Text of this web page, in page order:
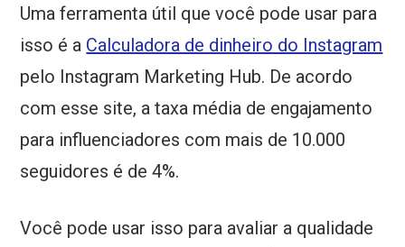
Uma ferramenta útil que você pode usar para
isso é a Calculadora de dinheiro do Instagram
pelo Instagram Marketing Hub. De acordo
com esse site, a taxa média de engajamento
para influenciadores com mais de 10.000
seguidores é de 4%.
Você pode usar isso para avaliar a qualidade